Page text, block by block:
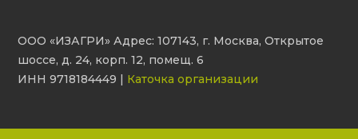
ООО «ИЗАГРИ» Адрес: 107143, г. Москва, Открытое
шоссе, д. 24, корп. 12, помещ. 6
ИНН 9718184449 | Каточка организации